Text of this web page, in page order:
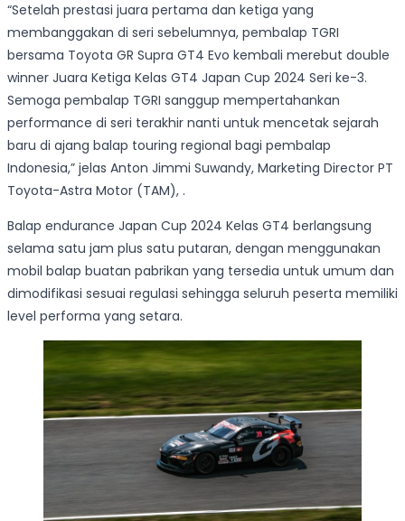
“Setelah prestasi juara pertama dan ketiga yang
membanggakan di seri sebelumnya, pembalap TGRI
bersama Toyota GR Supra GT4 Evo kembali merebut double
winner Juara Ketiga Kelas GT4 Japan Cup 2024 Seri ke-3.
Semoga pembalap TGRI sanggup mempertahankan
performance di seri terakhir nanti untuk mencetak sejarah
baru di ajang balap touring regional bagi pembalap
Indonesia,” jelas Anton Jimmi Suwandy, Marketing Director PT
Toyota-Astra Motor (TAM), .
Balap endurance Japan Cup 2024 Kelas GT4 berlangsung
selama satu jam plus satu putaran, dengan menggunakan
mobil balap buatan pabrikan yang tersedia untuk umum dan
dimodifikasi sesuai regulasi sehingga seluruh peserta memiliki
level performa yang setara.